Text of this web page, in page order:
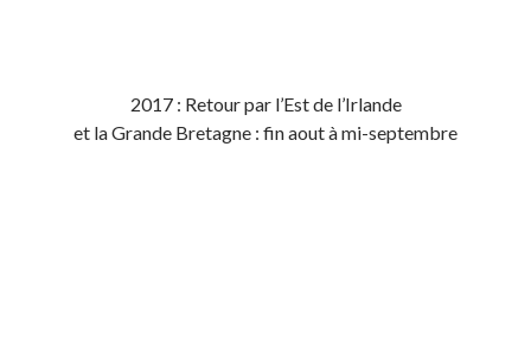
2017 : Retour par l’Est de l’Irlande
et la Grande Bretagne : fin aout à mi-septembre